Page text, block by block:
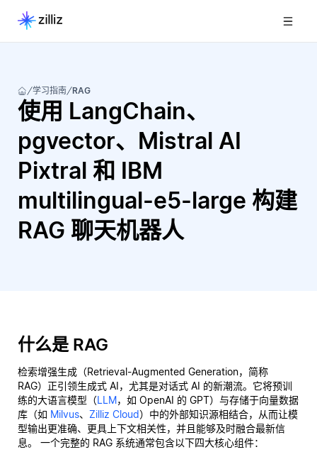
学习指南 RAG
使用 LangChain、
pgvector、Mistral AI
Pixtral 和 IBM
multilingual-e5-large 构建
RAG 聊天机器人
什么是 RAG
检索增强生成（Retrieval-Augmented Generation，简称
RAG）正引领生成式 AI，尤其是对话式 AI 的新潮流。它将预训
练的大语言模型（LLM，如 OpenAI 的 GPT）与存储于向量数据
库（如 Milvus、 Zilliz Cloud）中的外部知识源相结合，从而让模
型输出更准确、更具上下文相关性，并且能够及时融合最新信
息。 一个完整的 RAG 系统通常包含以下四大核心组件：